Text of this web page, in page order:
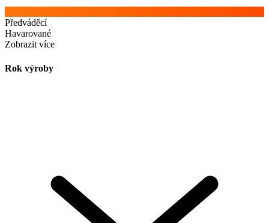
Předváděcí
Havarované
Zobrazit více
Rok výroby